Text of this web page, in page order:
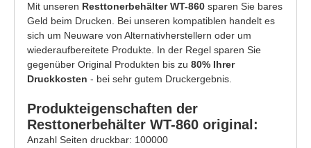
Mit unseren Resttonerbehälter WT-860 sparen Sie bares
Geld beim Drucken. Bei unseren kompatiblen handelt es
sich um Neuware von Alternativherstellern oder um
wiederaufbereitete Produkte. In der Regel sparen Sie
gegenüber Original Produkten bis zu 80% Ihrer
Druckkosten - bei sehr gutem Druckergebnis.
Produkteigenschaften der
Resttonerbehälter WT-860 original:
Anzahl Seiten druckbar: 100000